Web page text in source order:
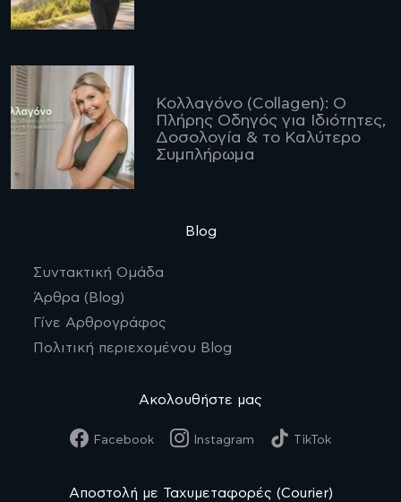
Κολλαγόνο (Collagen): Ο
Πλήρης Οδηγός για Ιδιότητες,
Δοσολογία & το Καλύτερο
Συμπλήρωμα
Blog
Συντακτική Ομάδα
Άρθρα (Blog)
Γίνε Αρθρογράφος
Πολιτική περιεχομένου Blog
Ακολουθήστε μας
Facebook Instagram TikTok
Αποστολή με Ταχυμεταφορές (Courier)